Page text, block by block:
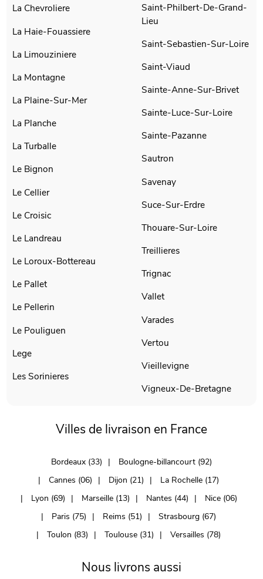
La Chevroliere
La Haie-Fouassiere
La Limouziniere
La Montagne
La Plaine-Sur-Mer
La Planche
La Turballe
Le Bignon
Le Cellier
Le Croisic
Le Landreau
Le Loroux-Bottereau
Le Pallet
Le Pellerin
Le Pouliguen
Lege
Les Sorinieres
Saint-Philbert-De-Grand-
Lieu
Saint-Sebastien-Sur-Loire
Saint-Viaud
Sainte-Anne-Sur-Brivet
Sainte-Luce-Sur-Loire
Sainte-Pazanne
Sautron
Savenay
Suce-Sur-Erdre
Thouare-Sur-Loire
Treillieres
Trignac
Vallet
Varades
Vertou
Vieillevigne
Vigneux-De-Bretagne
Villes de livraison en France
Bordeaux (33)
Boulogne-billancourt (92)
Cannes (06)
Dijon (21)
La Rochelle (17)
Lyon (69)
Marseille (13) Nantes (44)
Nice (06)
Paris (75)
Reims (51)
Strasbourg (67)
Toulon (83)
Toulouse (31) Versailles (78)
Nous livrons aussi